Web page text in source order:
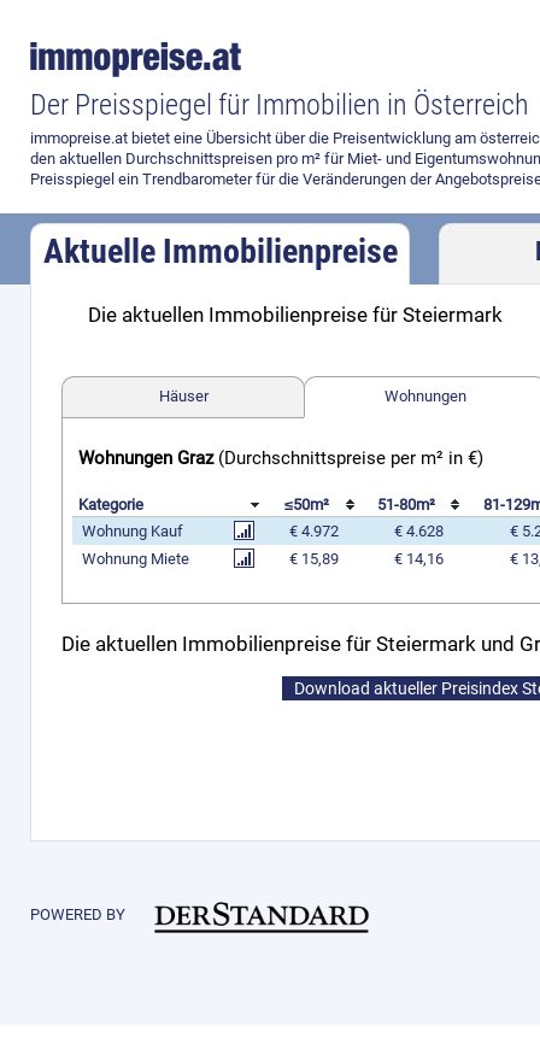
Der Preisspiegel für Immobilien in Österreich
immopreise.at bietet eine Übersicht über die Preisentwicklung am
den aktuellen Durchschnittspreisen pro m² für Miet- und
Preisspiegel ein Trendbarometer für die Veränderungen der
Aktuelle Immobilienpreise
Preisvergleich
Die aktuellen Immobilienpreise für Steiermark
Häuser Wohnungen
Wohnungen Graz (Durchschnittspreise per m² in €)
Kategorie ≤50m² 51-80m²
81-
Wohnung Kauf
€ 4.972 € 4.628
€
Wohnung Miete
€ 15,89 € 14,16 €
Die aktuellen Immobilienpreise für Steiermark und
Download aktueller Preisindex
POWERED BY